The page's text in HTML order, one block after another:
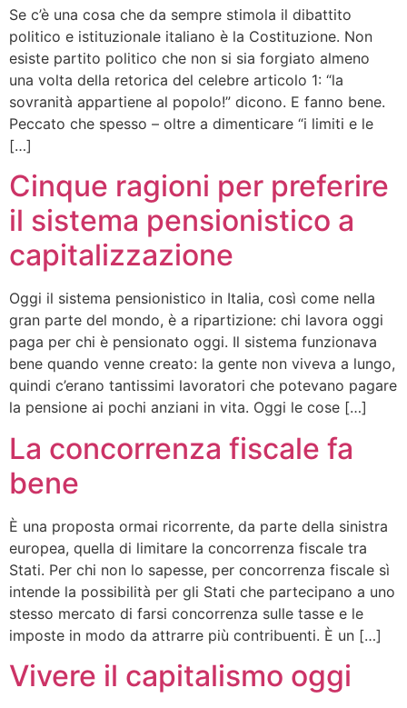
Se c’è una cosa che da sempre stimola il dibattito
politico e istituzionale italiano è la Costituzione. Non
esiste partito politico che non si sia forgiato almeno
una volta della retorica del celebre articolo 1: “la
sovranità appartiene al popolo!” dicono. E fanno bene.
Peccato che spesso – oltre a dimenticare “i limiti e le
[…]
Cinque ragioni per preferire
il sistema pensionistico a
capitalizzazione
Oggi il sistema pensionistico in Italia, così come nella
gran parte del mondo, è a ripartizione: chi lavora oggi
paga per chi è pensionato oggi. Il sistema funzionava
bene quando venne creato: la gente non viveva a lungo,
quindi c’erano tantissimi lavoratori che potevano pagare
la pensione ai pochi anziani in vita. Oggi le cose […]
La concorrenza fiscale fa
bene
È una proposta ormai ricorrente, da parte della sinistra
europea, quella di limitare la concorrenza fiscale tra
Stati. Per chi non lo sapesse, per concorrenza fiscale sì
intende la possibilità per gli Stati che partecipano a uno
stesso mercato di farsi concorrenza sulle tasse e le
imposte in modo da attrarre più contribuenti. È un […]
Vivere il capitalismo oggi